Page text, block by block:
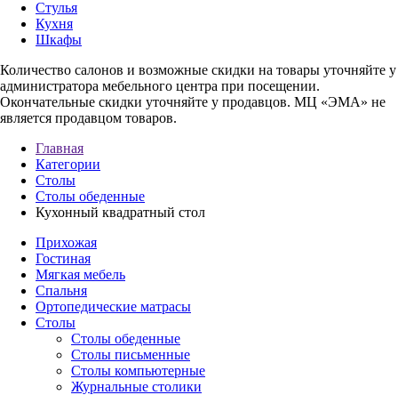
Стулья
Кухня
Шкафы
Количество салонов и возможные скидки на товары уточняйте у
администратора мебельного центра при посещении.
Окончательные скидки уточняйте у продавцов. МЦ «ЭМА» не
является продавцом товаров.
Главная
Категории
Столы
Столы обеденные
Кухонный квадратный стол
Прихожая
Гостиная
Мягкая мебель
Спальня
Ортопедические матрасы
Столы
Столы обеденные
Столы письменные
Столы компьютерные
Журнальные столики